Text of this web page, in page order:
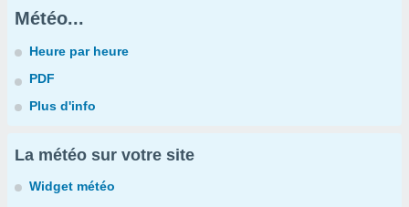
Météo...
Heure par heure
PDF
Plus d'info
La météo sur votre site
Widget météo